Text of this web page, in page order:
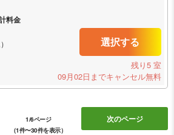
料金
選択する
残り5 室
09月02日までキャンセル無料
1/6ページ
（1件〜30件を表示）
次のページ